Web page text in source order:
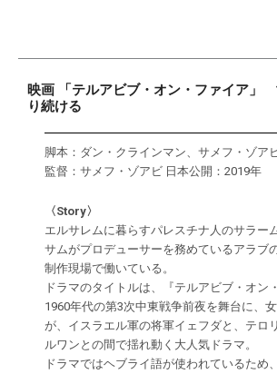
映画 「テルアビブ・オン・ファイア」
り続ける
脚本：ダン・クラインマン、サメフ・ゾア
監督：サメフ・ゾアビ 日本公開：2019年
〈Story〉
エルサレムに暮らすパレスチナ人のサラー
サムがプロデューサーを務めているアラブ
制作現場で働いている。
ドラマのタイトルは、『テルアビブ・オン
1960年代の第3次中東戦争前夜を舞台に、
が、イスラエル軍の将軍イェフダと、テロ
ルワンとの間で揺れ動く大人気ドラマ。
ドラマではヘブライ語が使われているため